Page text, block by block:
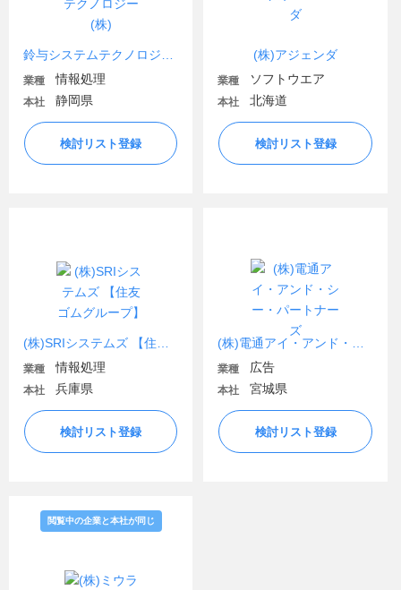
業種 情報処理
本社 静岡県
検討リスト登録
(株)アジェンダ
業種 ソフトウエア
本社 北海道
検討リスト登録
業種 情報処理
本社 兵庫県
検討リスト登録
業種 広告
本社 宮城県
検討リスト登録
閲覧中の企業と本社が同じ